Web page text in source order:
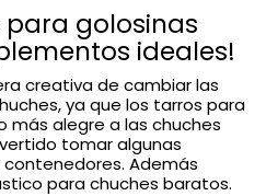
golosinas
ideales!
creativa de cambiar las
ya que los tarros para
más alegre a las chuches
tomar algunas
Además
para chuches baratos.